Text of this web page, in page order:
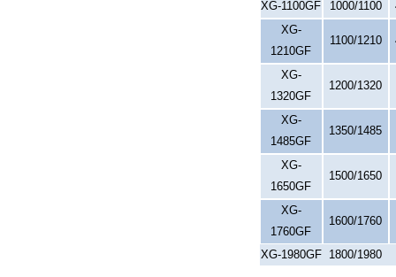
XG-1100GF 1000/1100
XG-
1210GF
1100/1210
XG-
1320GF
1200/1320
XG-
1485GF
1350/1485
XG-
1650GF
1500/1650
XG-
1760GF
1600/1760
XG-1980GF 1800/1980